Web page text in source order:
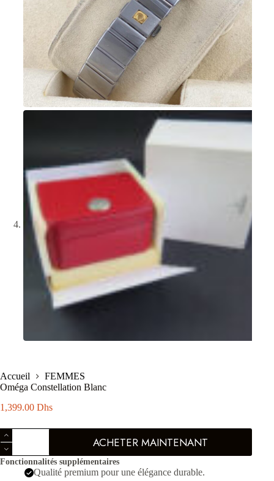
Accueil
FEMMES
Oméga Constellation Blanc
1,399.00 Dhs
quantité
de
Oméga
Constellation
ACHETER MAINTENANT
Fonctionnalités supplémentaires
Qualité premium pour une élégance durable.